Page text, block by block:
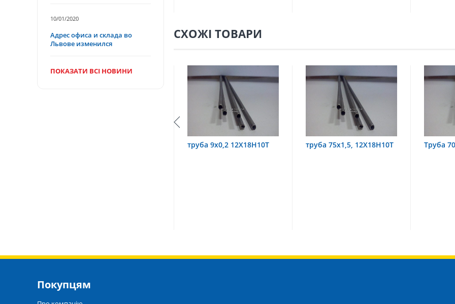
СХОЖІ ТОВАРИ
труба 9х0,2 12Х18Н10Т труба 75х1,5, 12Х18Н10Т Труба
10/01/2020
Адрес офиса и склада во
Львове изменился
ПОКАЗАТИ ВСІ НОВИНИ
Покупцям